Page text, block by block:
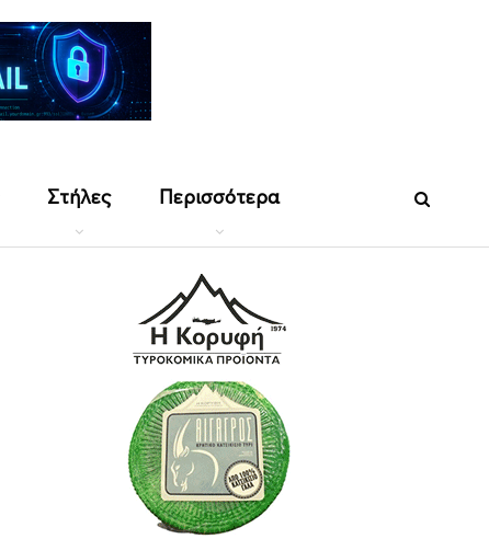
Στήλες Περισσότερα